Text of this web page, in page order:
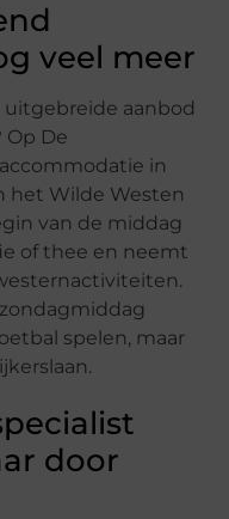
veel meer
aanbod
De
in
het Wilde Westen
van de middag
of thee en neemt
spelen, maar
door